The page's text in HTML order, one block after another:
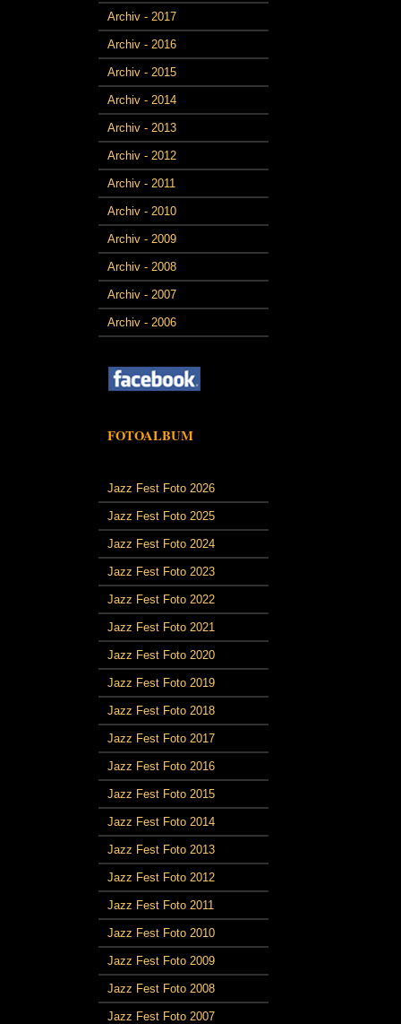
Archiv - 2017
Archiv - 2016
Archiv - 2015
Archiv - 2014
Archiv - 2013
Archiv - 2012
Archiv - 2011
Archiv - 2010
Archiv - 2009
Archiv - 2008
Archiv - 2007
Archiv - 2006
FOTOALBUM
Jazz Fest Foto 2026
Jazz Fest Foto 2025
Jazz Fest Foto 2024
Jazz Fest Foto 2023
Jazz Fest Foto 2022
Jazz Fest Foto 2021
Jazz Fest Foto 2020
Jazz Fest Foto 2019
Jazz Fest Foto 2018
Jazz Fest Foto 2017
Jazz Fest Foto 2016
Jazz Fest Foto 2015
Jazz Fest Foto 2014
Jazz Fest Foto 2013
Jazz Fest Foto 2012
Jazz Fest Foto 2011
Jazz Fest Foto 2010
Jazz Fest Foto 2009
Jazz Fest Foto 2008
Jazz Fest Foto 2007